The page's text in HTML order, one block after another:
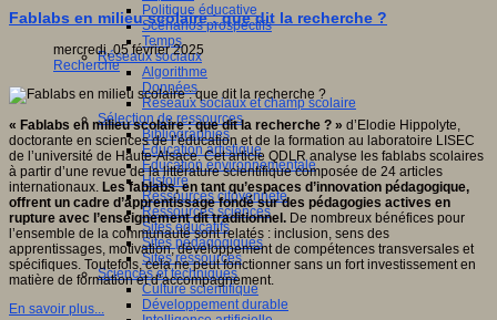
Politique éducative
Scénarios prospectifs
Temps
Réseaux sociaux
Algorithme
Données
Réseaux sociaux et champ scolaire
Sélection de ressources
Bibliographies
Education artistique
Education environnementale
Histoire
Ressources citoyenneté
Ressources sciences
Sites éducatifs
Sites pédagogiques
Sites ressources
Sciences et techniques
Culture scientifique
Développement durable
Fablabs en milieu scolaire : que dit la recherche ?
mercredi, 05 février 2025
Recherche
« Fablabs en milieu scolaire : que dit la recherche ? » d’Elodie Hippolyte,
doctorante en sciences de l’éducation et de la formation au laboratoire LISEC
de l’université de Haute-Alsace. Cet article QDLR analyse les fablabs scolaires
à partir d’une revue de la littérature scientifique composée de 24 articles
internationaux. Les fablabs, en tant qu’espaces d’innovation pédagogique,
offrent un cadre d’apprentissage fondé sur des pédagogies actives en
rupture avec l’enseignement dit traditionnel. De nombreux bénéfices pour
l’ensemble de la communauté sont relatés : inclusion, sens des
apprentissages, motivation, développement de compétences transversales et
spécifiques. Toutefois, cela ne peut fonctionner sans un fort investissement en
matière de formation et d’accompagnement.
En savoir plus...